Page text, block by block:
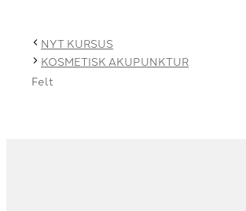
NYT KURSUS
KOSMETISK AKUPUNKTUR
Felt